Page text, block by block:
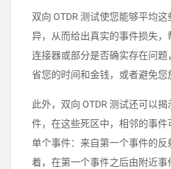
双向 OTDR 测试使您能够平均
异，从而给出真实的事件损失，
连接器或部分是否确实存在问
省您的时间和金钱，或者避免您
此外，双向 OTDR 测试还可以
件，在这些死区中，相邻的事
单个事件：来自第一个事件的
着，在第一个事件之后由附近事